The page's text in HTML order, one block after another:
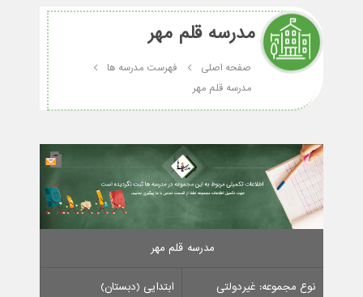
مدرسه قلم مهر
صفحه اصلی
فهرست مدرسه ها
مدرسه قلم مهر
مدرسه قلم مهر
نوع مجموعه: غیردولتی ابتدایی (دبستان)